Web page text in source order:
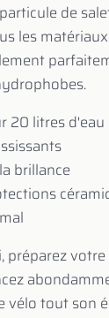
de
les
20 litres d'eau
brillance
tout son